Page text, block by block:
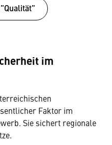
im
Faktor im
Sie sichert regionale